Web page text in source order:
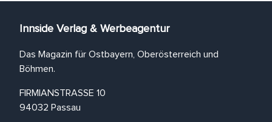
Innside Verlag & Werbeagentur
Das Magazin für Ostbayern, Oberösterreich und
Böhmen.
FIRMIANSTRASSE 10
94032 Passau